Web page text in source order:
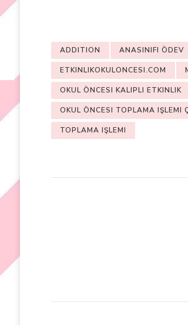
ADDITION ANASINIFI ÖDEV
ETKINLIKOKULONCESI.COM
OKUL ÖNCESI KALIPLI ETKINLIK
OKUL ÖNCESI TOPLAMA IŞLEMI
TOPLAMA IŞLEMI